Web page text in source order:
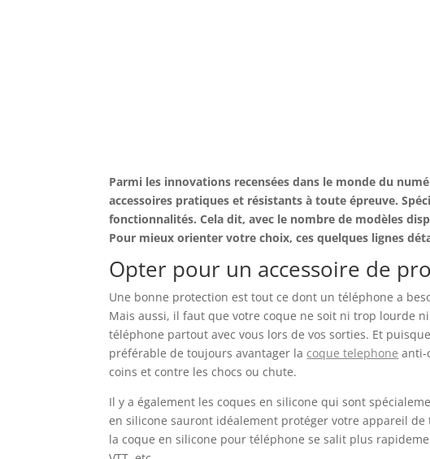
Parmi les innovations recensées dans le monde du
accessoires pratiques et résistants à toute épreuve.
fonctionnalités. Cela dit, avec le nombre de modèles
Pour mieux orienter votre choix, ces quelques lignes
Opter pour un accessoire de
Une bonne protection est tout ce dont un téléphone a
Mais aussi, il faut que votre coque ne soit ni trop lourde
téléphone partout avec vous lors de vos sorties. Et
préférable de toujours avantager la coque telephone anti-
coins et contre les chocs ou chute.
Il y a également les coques en silicone qui sont
en silicone sauront idéalement protéger votre appareil
la coque en silicone pour téléphone se salit plus